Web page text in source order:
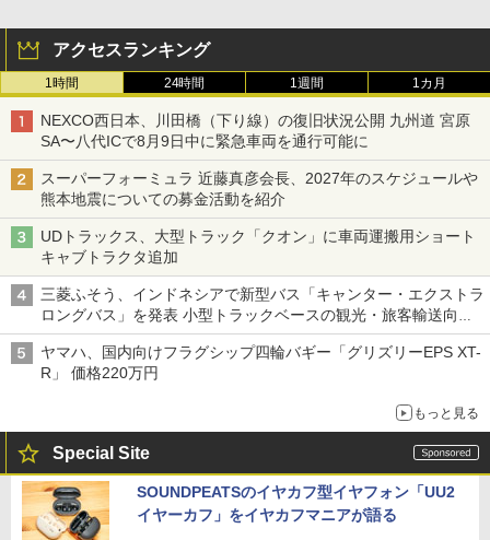
アクセスランキング
1時間 24時間 1週間 1カ月
NEXCO西日本、川田橋（下り線）の復旧状況公開 九州道 宮原
SA〜八代ICで8月9日中に緊急車両を通行可能に
スーパーフォーミュラ 近藤真彦会長、2027年のスケジュールや
熊本地震についての募金活動を紹介
UDトラックス、大型トラック「クオン」に車両運搬用ショート
キャブトラクタ追加
三菱ふそう、インドネシアで新型バス「キャンター・エクストラ
ロングバス」を発表 小型トラックベースの観光・旅客輸送向け
バス
ヤマハ、国内向けフラグシップ四輪バギー「グリズリーEPS XT-
R」 価格220万円
もっと見る
Special Site
SOUNDPEATSのイヤカフ型イヤフォン「UU2
イヤーカフ」をイヤカフマニアが語る